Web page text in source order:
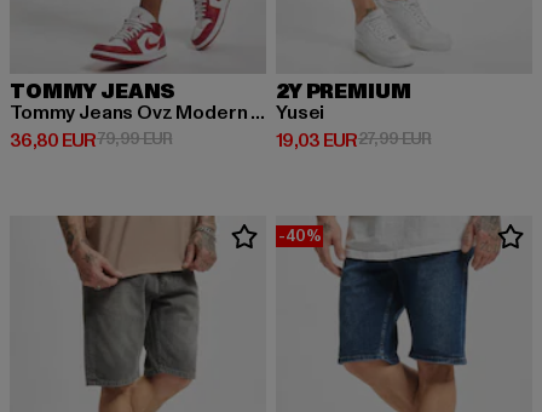
TOMMY JEANS
Tommy Jeans Ovz Modern Sport Bb Shorts
36,80 EUR
Prix courant: 36,80 EUR
79,99 EURPrix en promotion: 79,99 EUR
2Y PREMIUM
Yusei
19,03 EUR
Prix courant: 19,03 EUR
27,99 EURPrix en
-40%